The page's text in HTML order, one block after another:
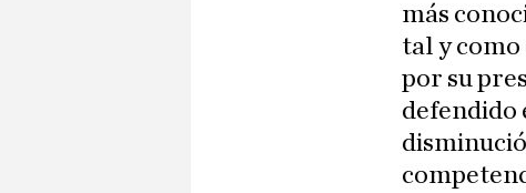
más
tal y
por su
defendido